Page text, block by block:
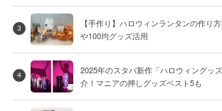
3
【手作り】ハロウィンランタンの作り
や100均グッズ活用
4
2025年のスタバ新作「ハロウィングッ
介！マニアの押しグッズベスト5も